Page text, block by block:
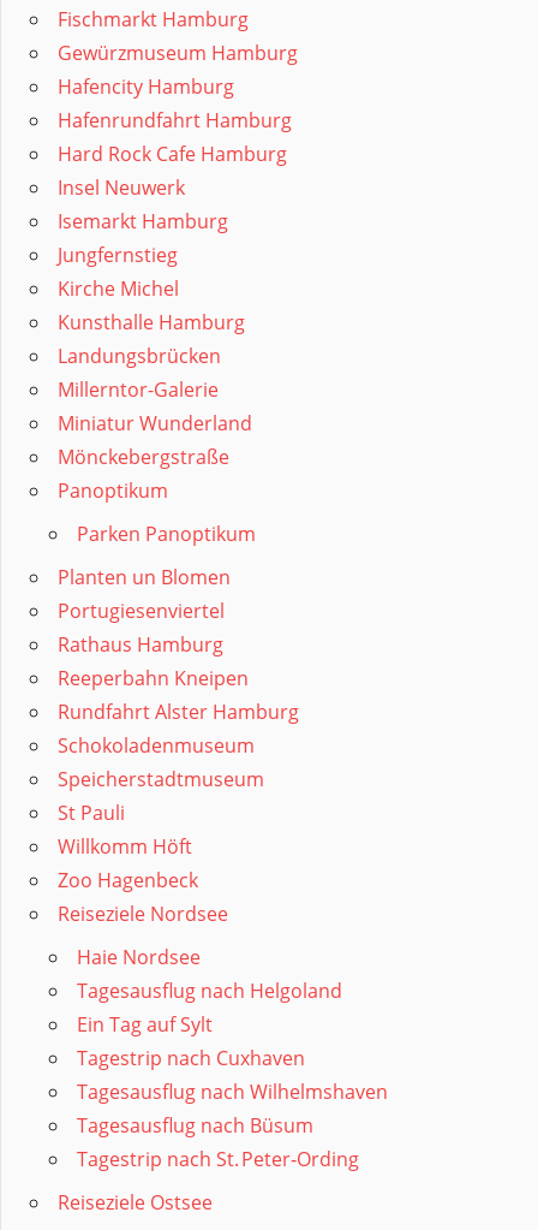
Fischmarkt Hamburg
Gewürzmuseum Hamburg
Hafencity Hamburg
Hafenrundfahrt Hamburg
Hard Rock Cafe Hamburg
Insel Neuwerk
Isemarkt Hamburg
Jungfernstieg
Kirche Michel
Kunsthalle Hamburg
Landungsbrücken
Millerntor-Galerie
Miniatur Wunderland
Mönckebergstraße
Panoptikum
Parken Panoptikum
Planten un Blomen
Portugiesenviertel
Rathaus Hamburg
Reeperbahn Kneipen
Rundfahrt Alster Hamburg
Schokoladenmuseum
Speicherstadtmuseum
St Pauli
Willkomm Höft
Zoo Hagenbeck
Reiseziele Nordsee
Haie Nordsee
Tagesausflug nach Helgoland
Ein Tag auf Sylt
Tagestrip nach Cuxhaven
Tagesausflug nach Wilhelmshaven
Tagesausflug nach Büsum
Tagestrip nach St. Peter‑Ording
Reiseziele Ostsee